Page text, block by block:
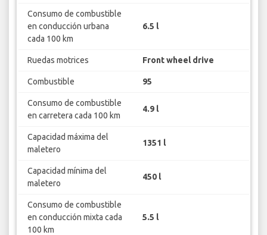
Consumo de combustible
en conducción urbana
cada 100 km
6.5 l
Ruedas motrices Front wheel drive
Combustible 95
Consumo de combustible
en carretera cada 100 km
4.9 l
Capacidad máxima del
maletero
1351 l
Capacidad mínima del
maletero
450 l
Consumo de combustible
en conducción mixta cada
100 km
5.5 l